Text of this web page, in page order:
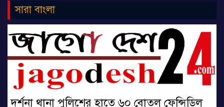
সারা বাংলা
দর্শনা থানা পুলিশের হাতে ৬০ বোতল ফেন্সিডিল